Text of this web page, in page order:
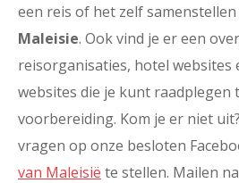
een reis of het zelf samenstellen
Maleisie. Ook vind je er een
reisorganisaties, hotel websites
websites die je kunt raadplegen
voorbereiding. Kom je er niet
vragen op onze besloten
van Maleisië te stellen. Mailen